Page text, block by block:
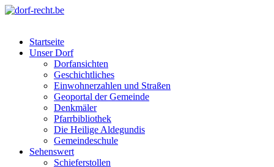
Skip
Startseite
Unser Dorf
Dorfansichten
Geschichtliches
Einwohnerzahlen und Straßen
Geoportal der Gemeinde
Denkmäler
Pfarrbibliothek
Die Heilige Aldegundis
Gemeindeschule
Sehenswert
Schieferstollen